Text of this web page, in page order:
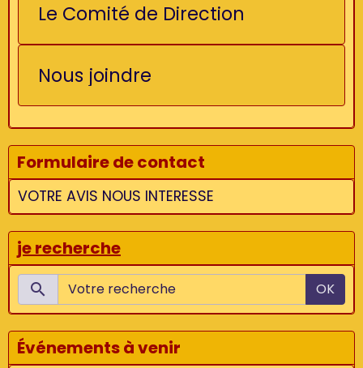
Le Comité de Direction
Nous joindre
Formulaire de contact
VOTRE AVIS NOUS INTERESSE
je recherche
OK
Événements à venir